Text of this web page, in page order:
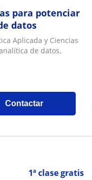
para potenciar
datos
Aplicada y Ciencias
de datos,
Contactar
1ª clase gratis